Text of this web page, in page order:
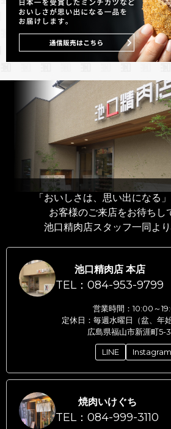
「おいしさは、思い出になる
お客様のご来店をお待ちし
池口精肉店スタッフ一同より
池口精肉店 本店
TEL：084-953-9799
営業時間：10:00～
定休日：毎週水曜日（盆、年
広島県福山市新涯町5-
LINE Instagram
焼肉いけぐち
TEL：084-999-3110